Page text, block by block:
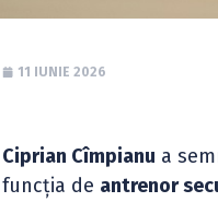
11 IUNIE 2026
Ciprian Cîmpianu a
funcția de antrenor